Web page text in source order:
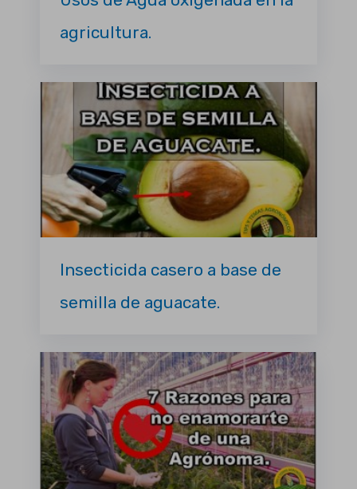
agricultura.
Insecticida casero a base de
semilla de aguacate.